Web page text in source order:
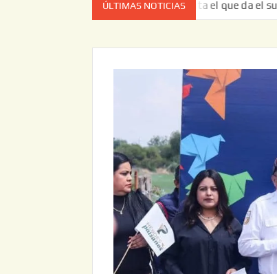
ÚLTIMAS NOTICIAS
vez no es el estado de cuenta el que da el susto